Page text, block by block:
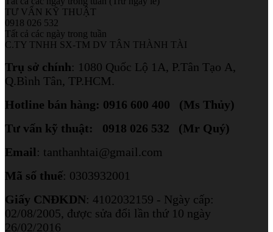
TƯ VẤN KỸ THUẬT
0918 026 532
Tất cả các ngày trong tuần
C.TY TNHH SX-TM DV TÂN THÀNH TÀI
Trụ sở chính: 1080 Quốc Lộ 1A, P.Tân Tạo A,
Q.Bình Tân, TP.HCM.
Hotline bán hàng: 0916 600 400 (Ms Thủy)
Tư vấn kỹ thuật: 0918 026 532 (Mr Quý)
Email: tanthanhtai@gmail.com
Mã số thuế: 0303932001
Giấy CNĐKDN: 4102032159 - Ngày cấp:
02/08/2005, được sửa đổi lần thứ 10 ngày
26/02/2016